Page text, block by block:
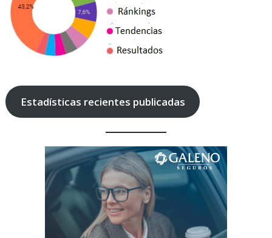
Estadísticas recientes publicadas